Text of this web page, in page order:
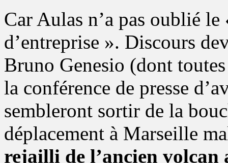
Car Aulas n’a pas oublié
d’entreprise ». Discours
Bruno Genesio (dont
la conférence de presse
sembleront sortir de la
déplacement à Marseille
rejailli de l’ancien volcan